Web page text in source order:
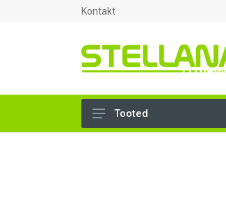
Kontakt
Tooted